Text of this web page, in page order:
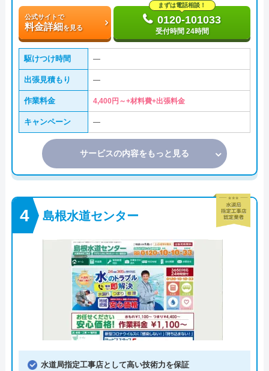
公式サイトで
料金詳細を見る
まずは電話相談！
0120-101033
受付時間 24時間
駆けつけ時間 ―
出張見積もり ―
作業料金 4,400円～+材料費+出張料金
キャンペーン ―
サービスの内容をもっと見る
島根水道センター
水道局指定工事店として高い技術力を保証